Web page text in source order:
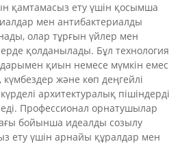
қамтамасыз ету үшін қосымша
мен антибактериалды
олар тұрғын үйлер мен
қолданылады. Бұл технология
қиын немесе мүмкін емес
және көп деңгейлі
архитектуралық пішіндерді
Профессионал орнатушылар
бойынша идеалды созылу
ету үшін арнайы құралдар мен